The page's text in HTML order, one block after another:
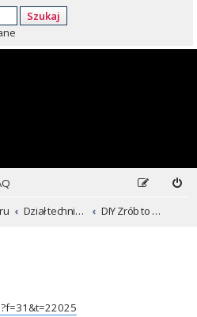
Szukaj
Dział techniczny ...czyli dla kochających inaczej DIY Zrób to sam